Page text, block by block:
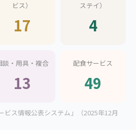
ビス）
17
ステイ）
4
談・用具・複合
13
配食サービス
49
ビス情報公表システム」（2025年12月